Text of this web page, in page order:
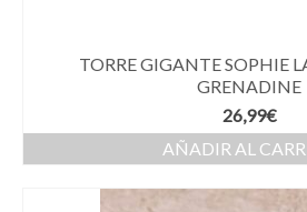
TORRE GIGANTE SOPHIE
GRENADINE
26,99€
AÑADIR AL